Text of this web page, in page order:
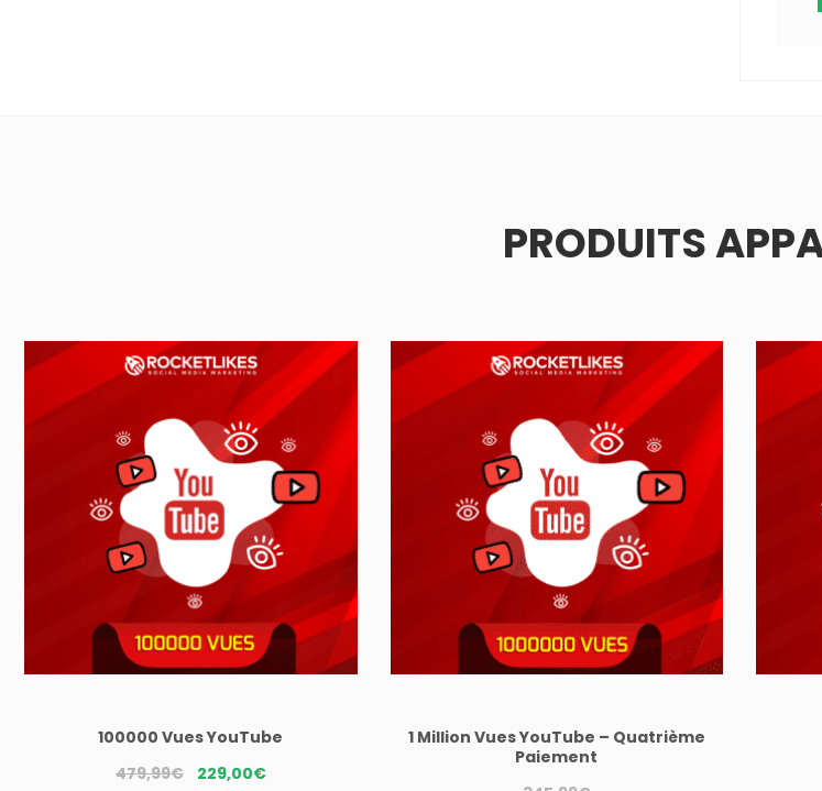
PRODUITS
100000 Vues YouTube
479,99€ Le
229,00€Le
1 Million Vues YouTube – Quatrième
Paiement